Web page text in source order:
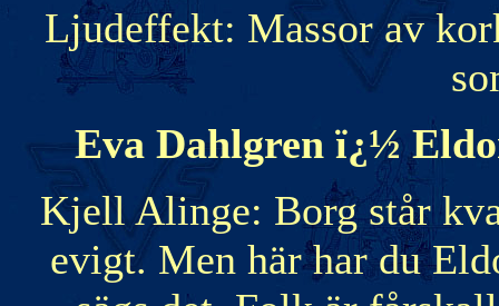
Ljudeffekt: Massor av
Eva Dahlgren ï¿½
Kjell Alinge: Borg står
evigt. Men här har du